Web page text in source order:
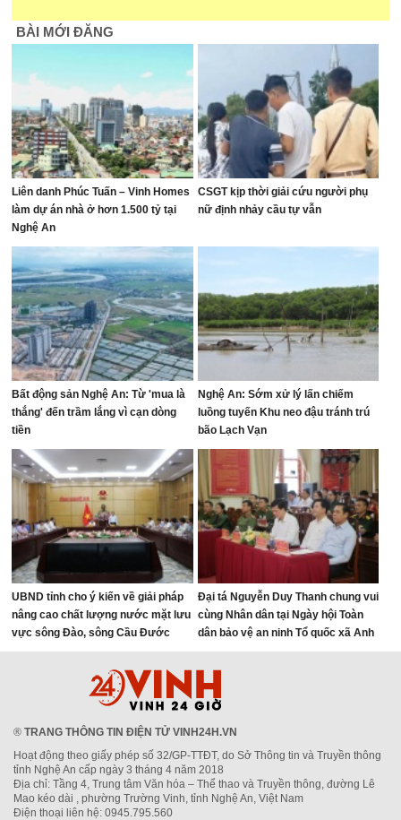
BÀI MỚI ĐĂNG
Liên danh Phúc Tuấn – Vinh Homes
làm dự án nhà ở hơn 1.500 tỷ tại
Nghệ An
CSGT kịp thời giải cứu người phụ
nữ định nhảy cầu tự vẫn
Bất động sản Nghệ An: Từ 'mua là
thắng' đến trầm lắng vì cạn dòng
tiền
Nghệ An: Sớm xử lý lấn chiếm
luồng tuyến Khu neo đậu tránh trú
bão Lạch Vạn
UBND tỉnh cho ý kiến về giải pháp
nâng cao chất lượng nước mặt lưu
vực sông Đào, sông Cầu Đước
Đại tá Nguyễn Duy Thanh chung vui
cùng Nhân dân tại Ngày hội Toàn
dân bảo vệ an ninh Tổ quốc xã Anh
Sơn
® TRANG THÔNG TIN ĐIỆN TỬ VINH24H.VN
Hoạt động theo giấy phép số 32/GP-TTĐT, do Sở Thông tin và Truyền thông
tỉnh Nghệ An cấp ngày 3 tháng 4 năm 2018
Địa chỉ: Tầng 4, Trung tâm Văn hóa – Thể thao và Truyền thông, đường Lê
Mao kéo dài , phường Trường Vinh, tỉnh Nghệ An, Việt Nam
Điện thoại liên hệ: 0945.795.560